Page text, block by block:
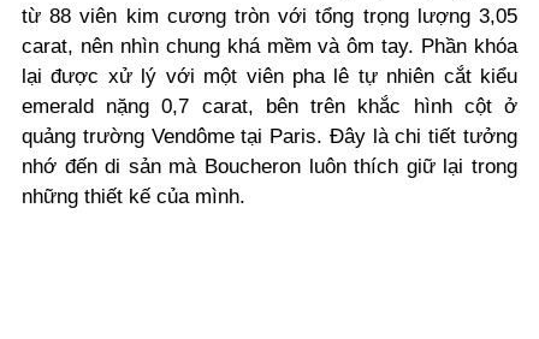
từ 88 viên kim cương tròn với tổng trọng lượng 3,05
carat, nên nhìn chung khá mềm và ôm tay. Phần khóa
lại được xử lý với một viên pha lê tự nhiên cắt kiểu
emerald nặng 0,7 carat, bên trên khắc hình cột ở
quảng trường Vendôme tại Paris. Đây là chi tiết tưởng
nhớ đến di sản mà Boucheron luôn thích giữ lại trong
những thiết kế của mình.